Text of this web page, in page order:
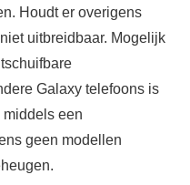
Houdt er overigens
uitbreidbaar. Mogelijk
Galaxy telefoons is
middels een
geen modellen